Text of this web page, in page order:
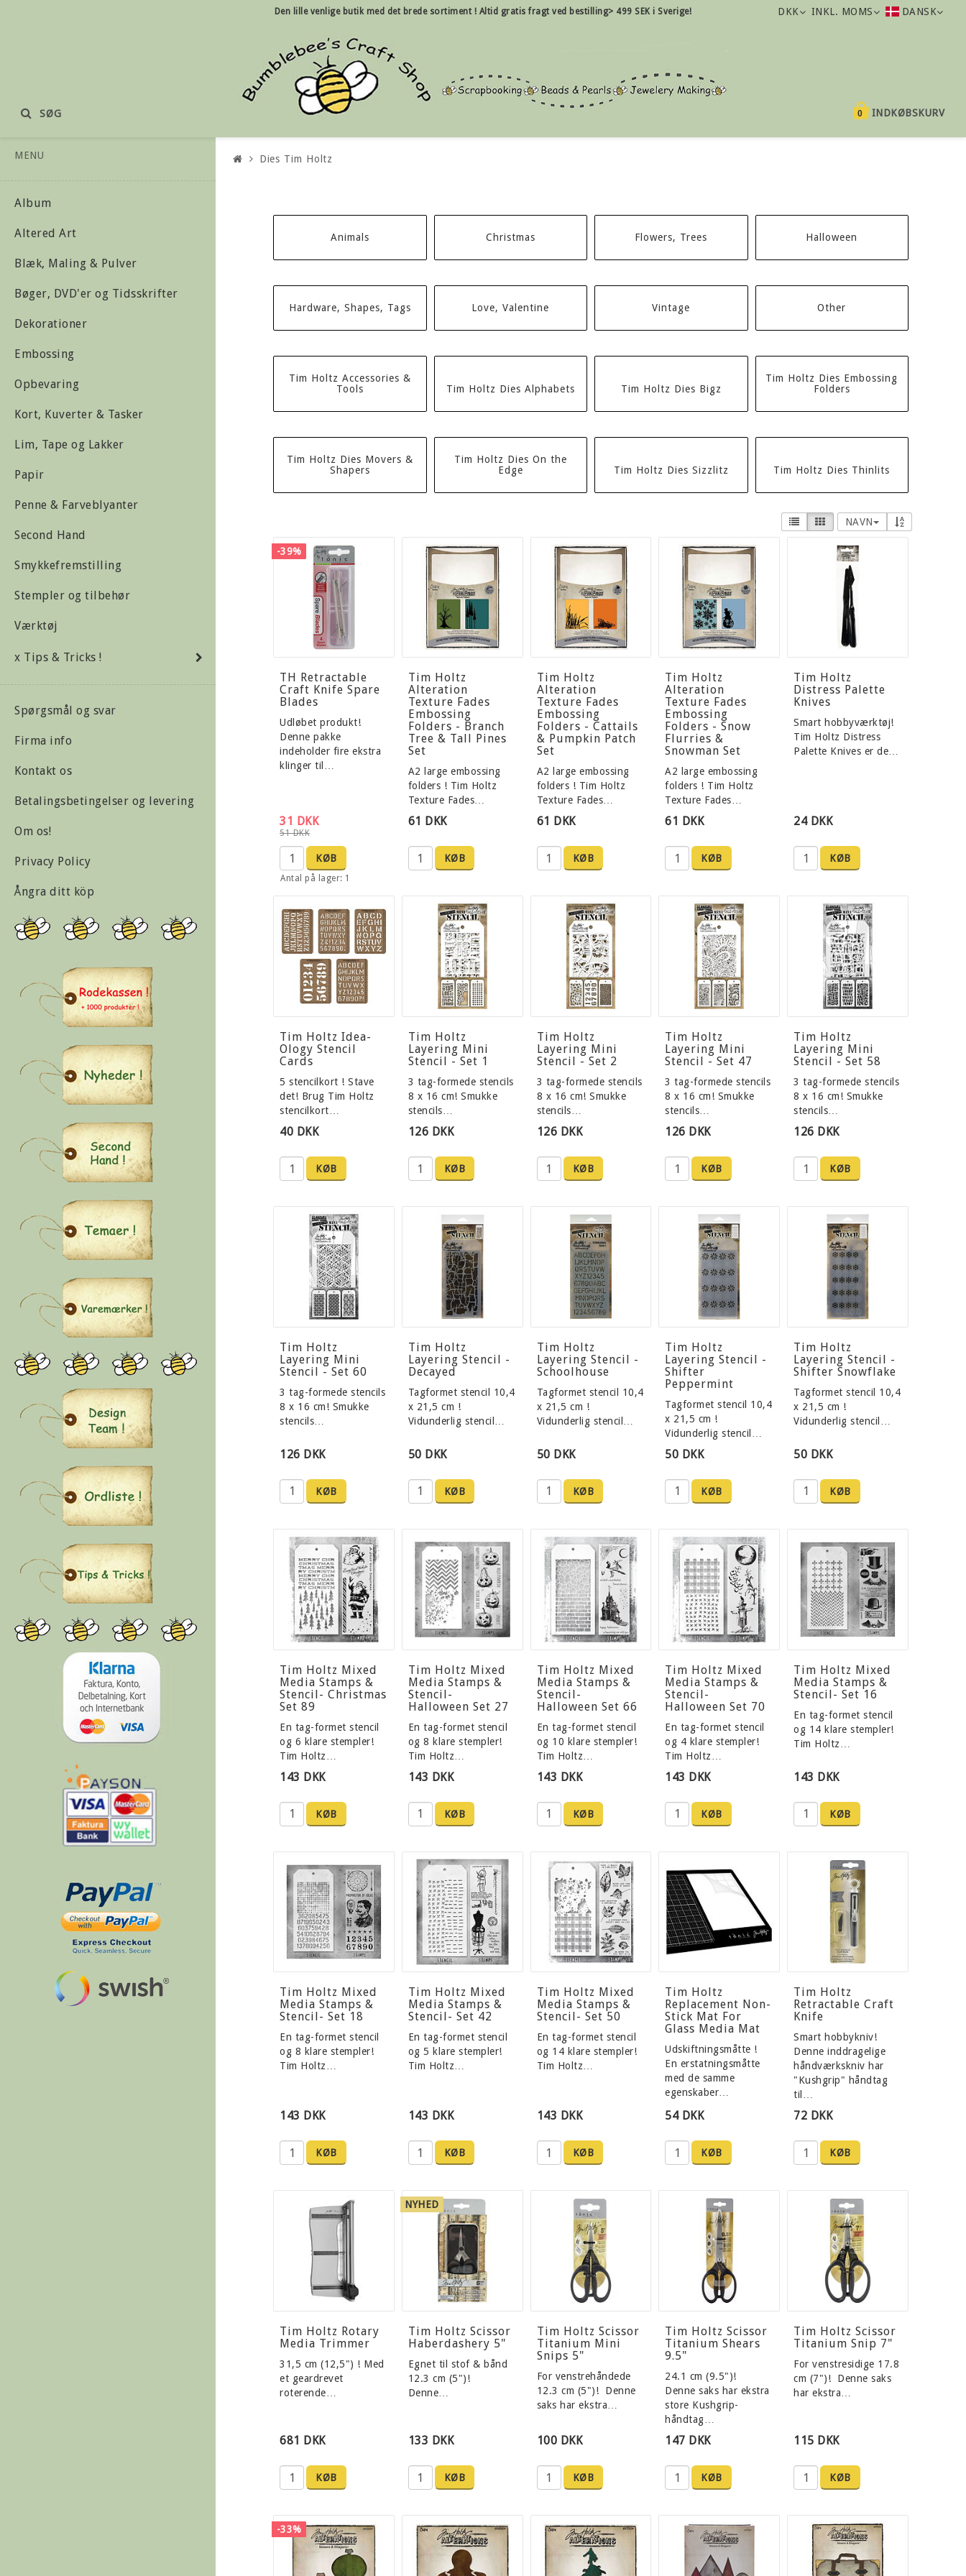
Den lille venlige butik med det brede sortiment ! Altid gratis fragt ved bestilling> 499 SEK i Sverige! DKK INKL. MOMS DANSK
INDKØBSKURV
0
SØG
MENU
Album
Altered Art
Blæk, Maling & Pulver
Bøger, DVD'er og Tidsskrifter
Dekorationer
Embossing
Opbevaring
Kort, Kuverter & Tasker
Lim, Tape og Lakker
Papir
Penne & Farveblyanter
Second Hand
Smykkefremstilling
Stempler og tilbehør
Værktøj
x Tips & Tricks !
Spørgsmål og svar
Firma info
Kontakt os
Betalingsbetingelser og levering
Om os!
Privacy Policy
Ångra ditt köp
Dies Tim Holtz
Animals Christmas Flowers, Trees Halloween
Hardware, Shapes, Tags Love, Valentine Vintage Other
Tim Holtz Accessories &
Tools
Tim Holtz Dies Alphabets Tim Holtz Dies Bigz
Tim Holtz Dies Embossing
Folders
Tim Holtz Dies Movers &
Shapers
Tim Holtz Dies On the
Edge
Tim Holtz Dies Sizzlitz Tim Holtz Dies Thinlits
NAVN
-39%
TH Retractable
Craft Knife Spare
Blades
Udløbet produkt!
Denne pakke
indeholder fire ekstra
klinger til…
51 DKK
31 DKK
Antal på lager: 1
KØB
Tim Holtz
Alteration
Texture Fades
Embossing
Folders - Branch
Tree & Tall Pines
Set
A2 large embossing
folders ! Tim Holtz
Texture Fades…
61 DKK
KØB
Tim Holtz
Alteration
Texture Fades
Embossing
Folders - Cattails
& Pumpkin Patch
Set
A2 large embossing
folders ! Tim Holtz
Texture Fades…
61 DKK
KØB
Tim Holtz
Alteration
Texture Fades
Embossing
Folders - Snow
Flurries &
Snowman Set
A2 large embossing
folders ! Tim Holtz
Texture Fades…
61 DKK
KØB
Tim Holtz
Distress Palette
Knives
Smart hobbyværktøj!
Tim Holtz Distress
Palette Knives er de…
24 DKK
KØB
Tim Holtz Idea-
Ology Stencil
Cards
5 stencilkort ! Stave
det! Brug Tim Holtz
stencilkort…
40 DKK
KØB
Tim Holtz
Layering Mini
Stencil - Set 1
3 tag-formede stencils
8 x 16 cm! Smukke
stencils…
126 DKK
KØB
Tim Holtz
Layering Mini
Stencil - Set 2
3 tag-formede stencils
8 x 16 cm! Smukke
stencils…
126 DKK
KØB
Tim Holtz
Layering Mini
Stencil - Set 47
3 tag-formede stencils
8 x 16 cm! Smukke
stencils…
126 DKK
KØB
Tim Holtz
Layering Mini
Stencil - Set 58
3 tag-formede stencils
8 x 16 cm! Smukke
stencils…
126 DKK
KØB
Tim Holtz
Layering Mini
Stencil - Set 60
3 tag-formede stencils
8 x 16 cm! Smukke
stencils…
126 DKK
KØB
Tim Holtz
Layering Stencil -
Decayed
Tagformet stencil 10,4
x 21,5 cm !
Vidunderlig stencil…
50 DKK
KØB
Tim Holtz
Layering Stencil -
Schoolhouse
Tagformet stencil 10,4
x 21,5 cm !
Vidunderlig stencil…
50 DKK
KØB
Tim Holtz
Layering Stencil -
Shifter
Peppermint
Tagformet stencil 10,4
x 21,5 cm !
Vidunderlig stencil…
50 DKK
KØB
Tim Holtz
Layering Stencil -
Shifter Snowflake
Tagformet stencil 10,4
x 21,5 cm !
Vidunderlig stencil…
50 DKK
KØB
Tim Holtz Mixed
Media Stamps &
Stencil- Christmas
Set 89
En tag-formet stencil
og 6 klare stempler!
Tim Holtz…
143 DKK
KØB
Tim Holtz Mixed
Media Stamps &
Stencil-
Halloween Set 27
En tag-formet stencil
og 8 klare stempler!
Tim Holtz…
143 DKK
KØB
Tim Holtz Mixed
Media Stamps &
Stencil-
Halloween Set 66
En tag-formet stencil
og 10 klare stempler!
Tim Holtz…
143 DKK
KØB
Tim Holtz Mixed
Media Stamps &
Stencil-
Halloween Set 70
En tag-formet stencil
og 4 klare stempler!
Tim Holtz…
143 DKK
KØB
Tim Holtz Mixed
Media Stamps &
Stencil- Set 16
En tag-formet stencil
og 14 klare stempler!
Tim Holtz…
143 DKK
KØB
Tim Holtz Mixed
Media Stamps &
Stencil- Set 18
En tag-formet stencil
og 8 klare stempler!
Tim Holtz…
143 DKK
KØB
Tim Holtz Mixed
Media Stamps &
Stencil- Set 42
En tag-formet stencil
og 5 klare stempler!
Tim Holtz…
143 DKK
KØB
Tim Holtz Mixed
Media Stamps &
Stencil- Set 50
En tag-formet stencil
og 14 klare stempler!
Tim Holtz…
143 DKK
KØB
Tim Holtz
Replacement Non-
Stick Mat For
Glass Media Mat
Udskiftningsmåtte !
En erstatningsmåtte
med de samme
egenskaber…
54 DKK
KØB
Tim Holtz
Retractable Craft
Knife
Smart hobbykniv!
Denne inddragelige
håndværkskniv har
"Kushgrip" håndtag
til…
72 DKK
KØB
Tim Holtz Rotary
Media Trimmer
31,5 cm (12,5") ! Med
et geardrevet
roterende…
681 DKK
KØB
NYHED
Tim Holtz Scissor
Haberdashery 5"
Egnet til stof & bånd
12.3 cm (5")!
Denne…
133 DKK
KØB
Tim Holtz Scissor
Titanium Mini
Snips 5"
For venstrehåndede
12.3 cm (5")! Denne
saks har ekstra…
100 DKK
KØB
Tim Holtz Scissor
Titanium Shears
9.5"
24.1 cm (9.5")!
Denne saks har ekstra
store Kushgrip-
håndtag…
147 DKK
KØB
Tim Holtz Scissor
Titanium Snip 7"
For venstresidige 17.8
cm (7")! Denne saks
har ekstra…
115 DKK
KØB
-33%